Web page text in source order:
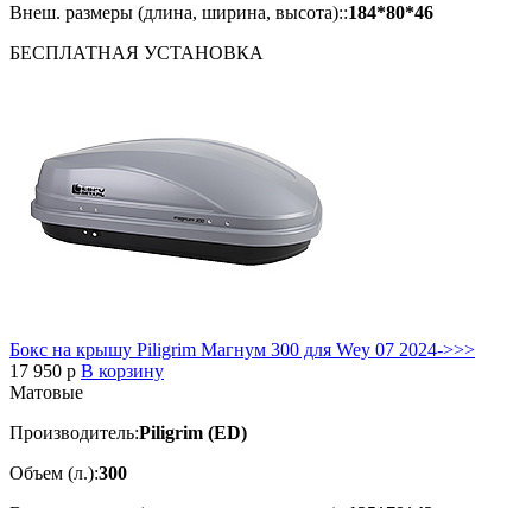
Внеш. размеры (длина, ширина, высота)::184*80*46
БЕСПЛАТНАЯ УСТАНОВКА
Бокс на крышу Piligrim Магнум 300 для Wey 07 2024->>>
17 950 p В корзину
Матовые
Производитель:Piligrim (ED)
Объем (л.):300